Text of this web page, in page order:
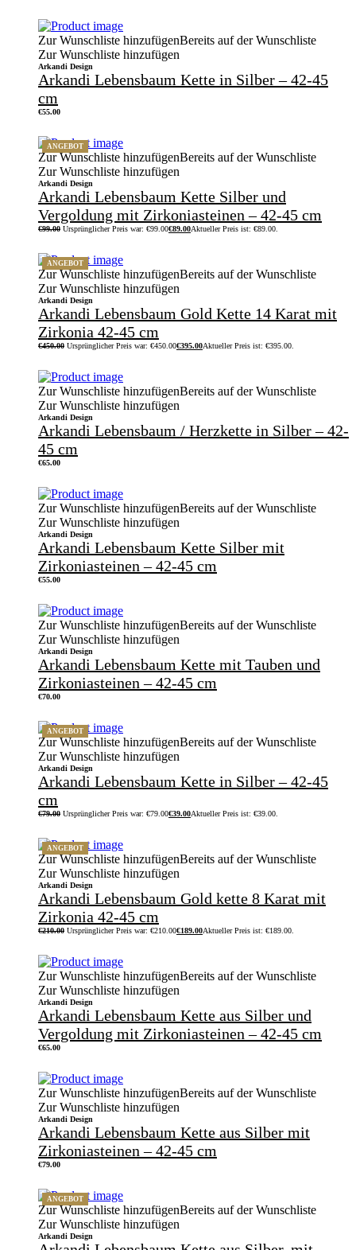
Zur Wunschliste hinzufügenBereits auf der Wunschliste
Zur Wunschliste hinzufügen
Arkandi Design
Arkandi Lebensbaum Kette in Silber – 42-45
cm
€55.00
ANGEBOT
Zur Wunschliste hinzufügenBereits auf der Wunschliste
Zur Wunschliste hinzufügen
Arkandi Design
Arkandi Lebensbaum Kette Silber und
Vergoldung mit Zirkoniasteinen – 42-45 cm
€99.00 Ursprünglicher Preis war: €99.00€89.00Aktueller Preis ist: €89.00.
ANGEBOT
Zur Wunschliste hinzufügenBereits auf der Wunschliste
Zur Wunschliste hinzufügen
Arkandi Design
Arkandi Lebensbaum Gold Kette 14 Karat mit
Zirkonia 42-45 cm
€450.00 Ursprünglicher Preis war: €450.00€395.00Aktueller Preis ist: €395.00.
Zur Wunschliste hinzufügenBereits auf der Wunschliste
Zur Wunschliste hinzufügen
Arkandi Design
Arkandi Lebensbaum / Herzkette in Silber – 42-
45 cm
€65.00
Zur Wunschliste hinzufügenBereits auf der Wunschliste
Zur Wunschliste hinzufügen
Arkandi Design
Arkandi Lebensbaum Kette Silber mit
Zirkoniasteinen – 42-45 cm
€55.00
Zur Wunschliste hinzufügenBereits auf der Wunschliste
Zur Wunschliste hinzufügen
Arkandi Design
Arkandi Lebensbaum Kette mit Tauben und
Zirkoniasteinen – 42-45 cm
€70.00
ANGEBOT
Zur Wunschliste hinzufügenBereits auf der Wunschliste
Zur Wunschliste hinzufügen
Arkandi Design
Arkandi Lebensbaum Kette in Silber – 42-45
cm
€79.00 Ursprünglicher Preis war: €79.00€39.00Aktueller Preis ist: €39.00.
ANGEBOT
Zur Wunschliste hinzufügenBereits auf der Wunschliste
Zur Wunschliste hinzufügen
Arkandi Design
Arkandi Lebensbaum Gold kette 8 Karat mit
Zirkonia 42-45 cm
€210.00 Ursprünglicher Preis war: €210.00€189.00Aktueller Preis ist: €189.00.
Zur Wunschliste hinzufügenBereits auf der Wunschliste
Zur Wunschliste hinzufügen
Arkandi Design
Arkandi Lebensbaum Kette aus Silber und
Vergoldung mit Zirkoniasteinen – 42-45 cm
€65.00
Zur Wunschliste hinzufügenBereits auf der Wunschliste
Zur Wunschliste hinzufügen
Arkandi Design
Arkandi Lebensbaum Kette aus Silber mit
Zirkoniasteinen – 42-45 cm
€79.00
ANGEBOT
Zur Wunschliste hinzufügenBereits auf der Wunschliste
Zur Wunschliste hinzufügen
Arkandi Design